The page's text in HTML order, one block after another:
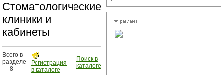
Стоматологические
клиники и
кабинеты
Всего в
разделе
— 8
Регистрация
в каталоге
Поиск в
каталоге